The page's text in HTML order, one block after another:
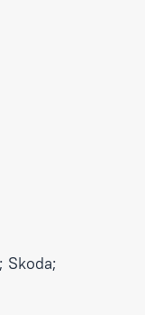
Skoda;